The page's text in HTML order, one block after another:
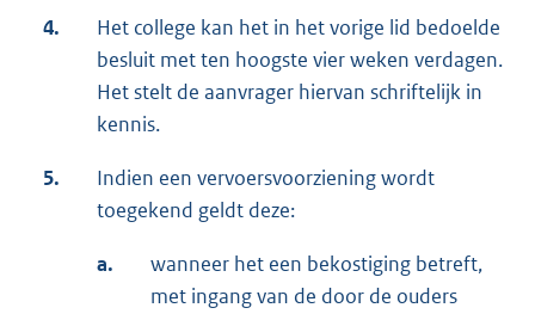
4.
Het college kan het in het vorige lid bedoelde
besluit met ten hoogste vier weken verdagen.
Het stelt de aanvrager hiervan schriftelijk in
kennis.
5.
Indien een vervoersvoorziening wordt
toegekend geldt deze:
a.
wanneer het een bekostiging betreft,
met ingang van de door de ouders